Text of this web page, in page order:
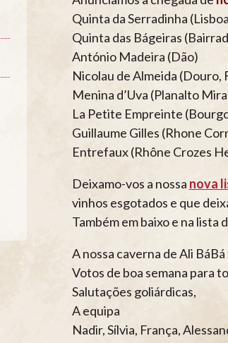
Quinta da Serradinha
Quinta das Bágeiras
António Madeira (Dão)
Nicolau de Almeida (Douro,
Menina d’Uva (Planalto
La Petite Empreinte
Guillaume Gilles (Rhone
Entrefaux (Rhône Crozes
Deixamo-vos a nossa nova
vinhos esgotados e que
Também em baixo e na lista
A nossa caverna de Ali
Votos de boa semana para
Salutações goliárdicas,
A equipa
Nadir, Sílvia, França,